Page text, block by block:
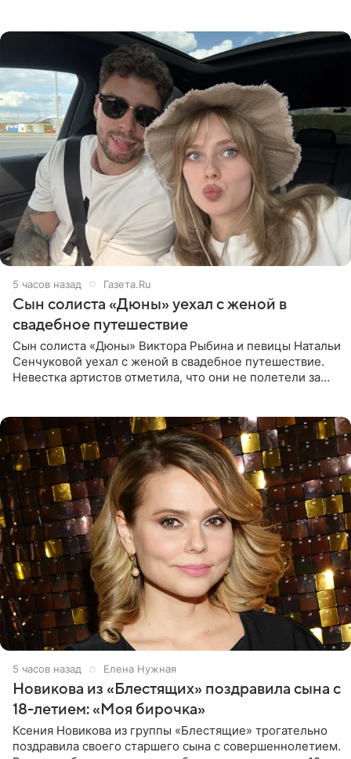
5 часов назад Газета.Ru
Сын солиста «Дюны» уехал с женой в
свадебное путешествие
Сын солиста «Дюны» Виктора Рыбина и певицы Натальи
Сенчуковой уехал с женой в свадебное путешествие.
Невестка артистов отметила, что они не полетели за
5 часов назад Елена Нужная
Новикова из «Блестящих» поздравила сына с
18-летием: «Моя бирочка»
Ксения Новикова из группы «Блестящие» трогательно
поздравила своего старшего сына с совершеннолетием.